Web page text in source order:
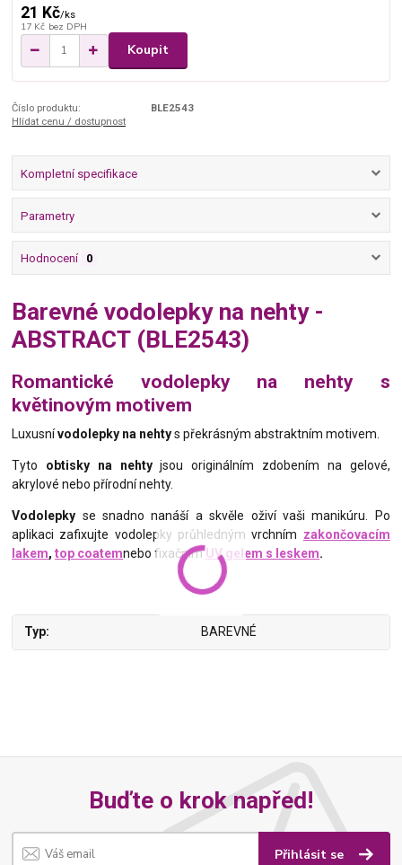
21 Kč/ks
17 Kč bez DPH
Koupit
Číslo produktu:
BLE2543
Hlídat cenu / dostupnost
Kompletní specifikace
Parametry
Hodnocení 0
Barevné vodolepky na nehty -
ABSTRACT (BLE2543)
Romantické vodolepky na nehty s
květinovým motivem
Luxusnívodolepky na nehtys překrásným abstraktním motivem.
Tyto obtisky na nehtyjsou originálním zdobením na gelové,
akrylové nebo přírodní nehty.
Vodolepky se snadno nanáší a skvěle oživí vaši manikúru. Po
aplikaci zafixujte vodolepky průhledným vrchním zakončovacím
lakem,top coatemnebo fixačnímUV gelem s leskem.
Typ BAREVNÉ
Buďte o krok napřed!
Přihlásit se